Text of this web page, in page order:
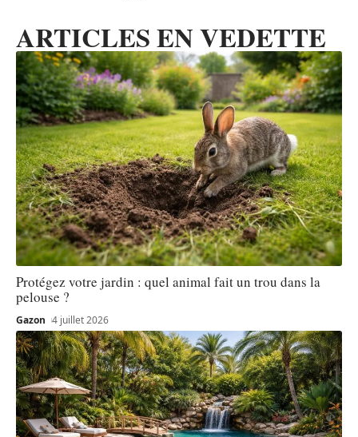
ARTICLES EN VEDETTE
Protégez votre jardin : quel animal fait un trou dans la
pelouse ?
Gazon 4 juillet 2026